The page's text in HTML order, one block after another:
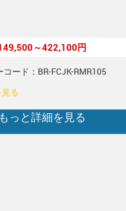
～422,100円
コード：BR-FCJK-RMR105
る
もっと詳細を見る